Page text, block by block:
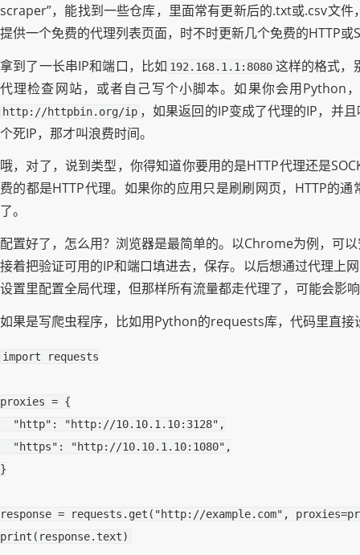
scraper”，能找到一些仓库，里面常有更新后的.txt或.csv文
提供一个免费的代理列表页面，时不时更新几个免费的HTTP
拿到了一长串IP和端口，比如 192.168.1.1:8080 这样的格式，
代理检查网站，或者自己写个小脚本。如果你会用Python
http://httpbin.org/ip ，如果返回的IP变成了代理的IP，并
个死IP，那才叫浪费时间。
哦，对了，说到类型，你得知道你要用的是HTTP代理还是
费的都是HTTP代理。如果你的应用只是刷刷网页，HTTP的
了。
配置好了，怎么用？浏览器是最简单的。以Chrome为例，可
接着把验证可用的IP和端口填进去，保存。以后想通过代理上
设置里配置全局代理，但那样所有流量都走代理了，可能会影
如果是写爬虫程序，比如用Python的requests库，代码里直
import requests
proxies = {
"http" : "http://10.10.1.10:3128" ,
"https" : "http://10.10.1.10:1080" ,
}
response = requests . get ( "http://example.com" , proxies=
print ( response. text)